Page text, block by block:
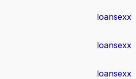
loansexx
loansexx
loansexx